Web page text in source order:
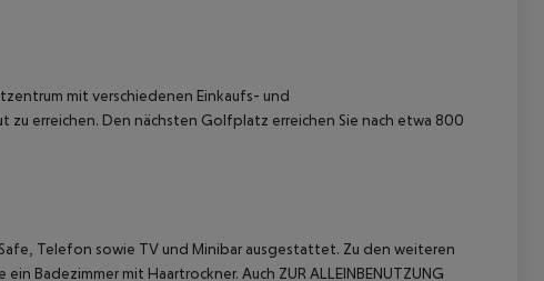
mit verschiedenen Einkaufs- und
erreichen. Den nächsten Golfplatz erreichen Sie nach etwa 800
Telefon sowie TV und Minibar ausgestattet. Zu den weiteren
Badezimmer mit Haartrockner. Auch ZUR ALLEINBENUTZUNG